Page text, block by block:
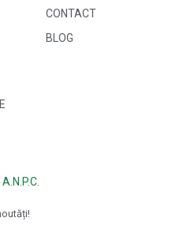
CONTACT
BLOG